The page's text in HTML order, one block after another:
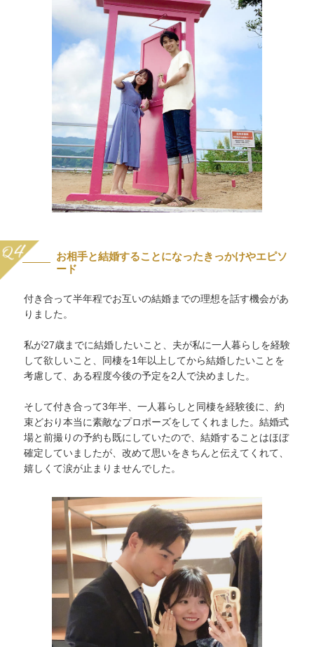
お相手と結婚することになったきっかけやエピソ
ード
付き合って半年程でお互いの結婚までの理想を話す機会があ
りました。
私が27歳までに結婚したいこと、夫が私に一人暮らしを経験
して欲しいこと、同棲を1年以上してから結婚したいことを
考慮して、ある程度今後の予定を2人で決めました。
そして付き合って3年半、一人暮らしと同棲を経験後に、約
束どおり本当に素敵なプロポーズをしてくれました。結婚式
場と前撮りの予約も既にしていたので、結婚することはほぼ
確定していましたが、改めて思いをきちんと伝えてくれて、
嬉しくて涙が止まりませんでした。